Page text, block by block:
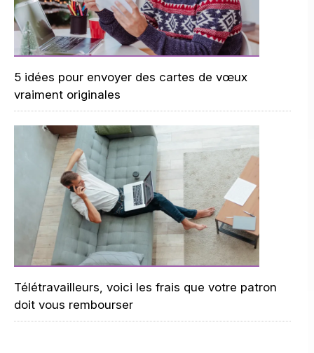
5 idées pour envoyer des cartes de vœux
vraiment originales
Télétravailleurs, voici les frais que votre patron
doit vous rembourser